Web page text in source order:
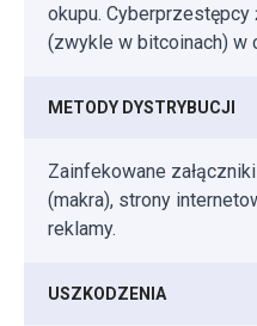
okupu. Cyberprzestępcy
(zwykle w bitcoinach) w
METODY DYSTRYBUCJI
Zainfekowane
(makra), strony
reklamy.
USZKODZENIA